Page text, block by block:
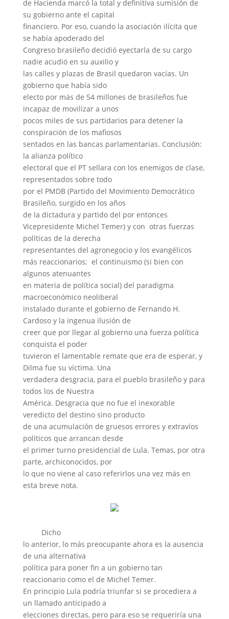
de Hacienda marcó la total y definitiva sumisión de
su gobierno ante el capital
financiero. Por eso, cuando la asociación ilícita que
se había apoderado del
Congreso brasileño decidió eyectarla de su cargo
nadie acudió en su auxilio y
las calles y plazas de Brasil quedaron vacías. Un
gobierno que había sido
electo por más de 54 millones de brasileños fue
incapaz de movilizar a unos
pocos miles de sus partidarios para detener la
conspiración de los mafiosos
sentados en las bancas parlamentarias. Conclusión:
la alianza político
electoral que el PT sellara con los enemigos de clase,
representados sobre todo
por el PMDB (Partido del Movimiento Democrático
Brasileño, surgido en los años
de la dictadura y partido del por entonces
Vicepresidente Michel Temer) y con otras fuerzas
políticas de la derecha
representantes del agronegocio y los evangélicos
más reaccionarios; el continuismo (si bien con
algunos atenuantes
en materia de política social) del paradigma
macroeconómico neoliberal
instalado durante el gobierno de Fernando H.
Cardoso y la ingenua ilusión de
creer que por llegar al gobierno una fuerza política
conquista el poder
tuvieron el lamentable remate que era de esperar, y
Dilma fue su víctima. Una
verdadera desgracia, para el pueblo brasileño y para
todos los de Nuestra
América. Desgracia que no fue el inexorable
veredicto del destino sino producto
de una acumulación de gruesos errores y extravíos
políticos que arrancan desde
el primer turno presidencial de Lula. Temas, por otra
parte, archiconocidos, por
lo que no viene al caso referirlos una vez más en
esta breve nota.
Dicho
lo anterior, lo más preocupante ahora es la ausencia
de una alternativa
política para poner fin a un gobierno tan
reaccionario como el de Michel Temer.
En principio Lula podría triunfar si se procediera a
un llamado anticipado a
elecciones directas, pero para eso se requeriría una